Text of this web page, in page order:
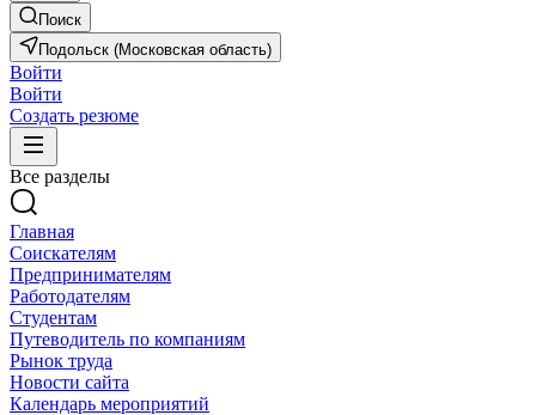
Поиск
Подольск (Московская область)
Войти
Войти
Создать резюме
Все разделы
Главная
Соискателям
Предпринимателям
Работодателям
Студентам
Путеводитель по компаниям
Рынок труда
Новости сайта
Календарь мероприятий